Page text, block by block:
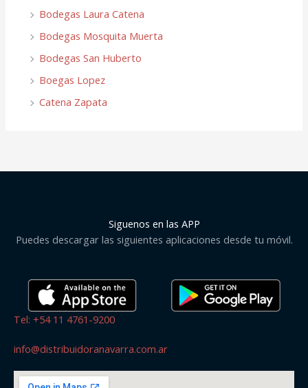
Bodegas Laura Catena
Bodegas Mosquita Muerta
Bodegas San Huberto
Boegas Lopez
Catena Zapata
Siguenos en las APP
Puedes descargar las siguientes aplicaciones desde tu móvil.
Tel: +54 11 4761-9200
info@distribuidoranavarra.com.ar